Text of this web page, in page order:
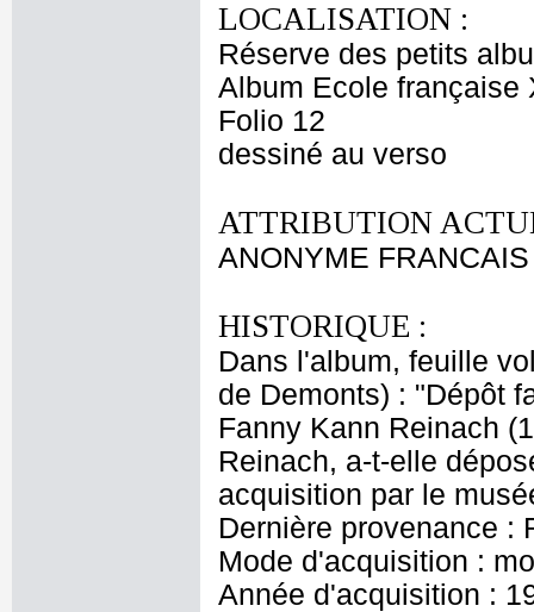
LOCALISATION :
Réserve des petits
Album Ecole française
Folio 12
dessiné au verso
ATTRIBUTION
ANONYME
HISTORIQUE :
Dans l'album, feuille
de Demonts) : "Dépôt
Fanny Kann Reinach
Reinach, a-t-elle
acquisition par le
Dernière provenance :
Mode d'acquisition :
Année d'acquisition :